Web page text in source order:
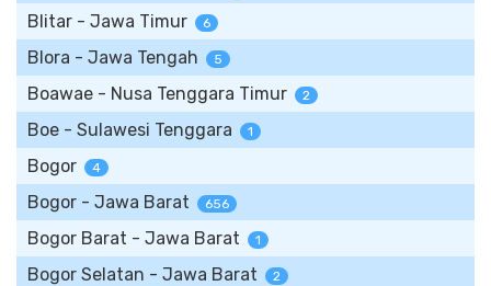
Blitar - Jawa Timur 6
Blora - Jawa Tengah 5
Boawae - Nusa Tenggara Timur 2
Boe - Sulawesi Tenggara 1
Bogor 4
Bogor - Jawa Barat 656
Bogor Barat - Jawa Barat 1
Bogor Selatan - Jawa Barat 2